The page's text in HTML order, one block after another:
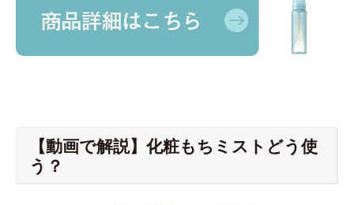
【動画で解説】化粧もちミストどう使
う？